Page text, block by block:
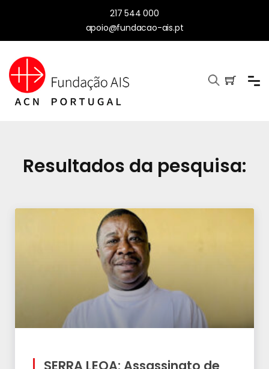
217 544 000
apoio@fundacao-ais.pt
Resultados da pesquisa: